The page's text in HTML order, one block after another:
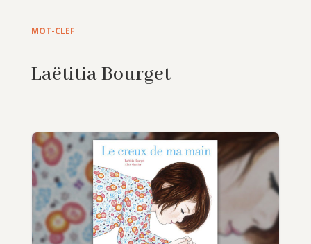
MOT-CLEF
Laëtitia Bourget